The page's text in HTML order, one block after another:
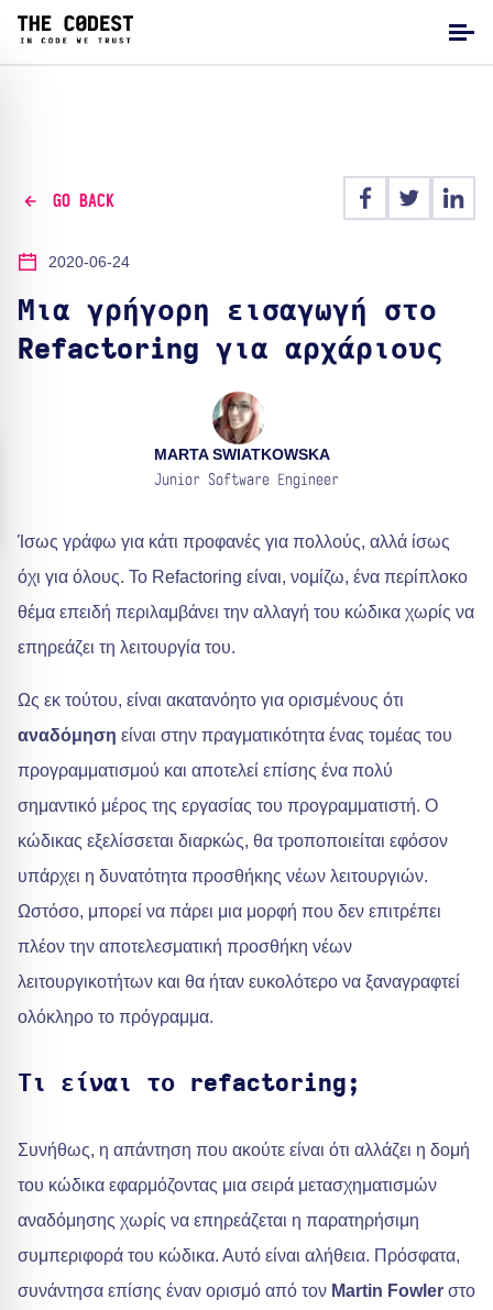
GO BACK
2020-06-24
Μια γρήγορη εισαγωγή στο
Refactoring για αρχάριους
MARTA SWIATKOWSKA
Junior Software Engineer
Ίσως γράφω για κάτι προφανές για πολλούς, αλλά ίσως
όχι για όλους. Το Refactoring είναι, νομίζω, ένα περίπλοκο
θέμα επειδή περιλαμβάνει την αλλαγή του κώδικα χωρίς να
επηρεάζει τη λειτουργία του.
Ως εκ τούτου, είναι ακατανόητο για ορισμένους ότι
αναδόμηση είναι στην πραγματικότητα ένας τομέας του
προγραμματισμού και αποτελεί επίσης ένα πολύ
σημαντικό μέρος της εργασίας του προγραμματιστή. Ο
κώδικας εξελίσσεται διαρκώς, θα τροποποιείται εφόσον
υπάρχει η δυνατότητα προσθήκης νέων λειτουργιών.
Ωστόσο, μπορεί να πάρει μια μορφή που δεν επιτρέπει
πλέον την αποτελεσματική προσθήκη νέων
λειτουργικοτήτων και θα ήταν ευκολότερο να ξαναγραφτεί
ολόκληρο το πρόγραμμα.
Τι είναι το refactoring;
Συνήθως, η απάντηση που ακούτε είναι ότι αλλάζει η δομή
του κώδικα εφαρμόζοντας μια σειρά μετασχηματισμών
αναδόμησης χωρίς να επηρεάζεται η παρατηρήσιμη
συμπεριφορά του κώδικα. Αυτό είναι αλήθεια. Πρόσφατα,
συνάντησα επίσης έναν ορισμό από τον Martin Fowler στο